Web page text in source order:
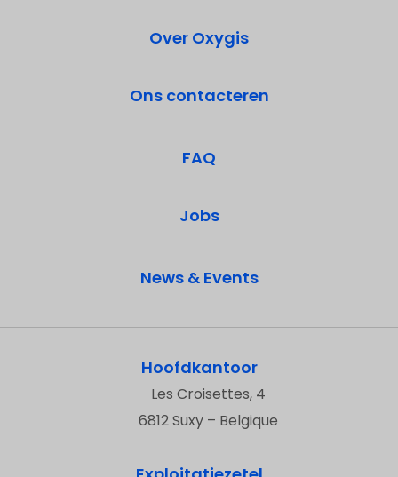
Over Oxygis
Ons contacteren
FAQ
Jobs
News & Events
Hoofdkantoor
Les Croisettes, 4
6812 Suxy – Belgique